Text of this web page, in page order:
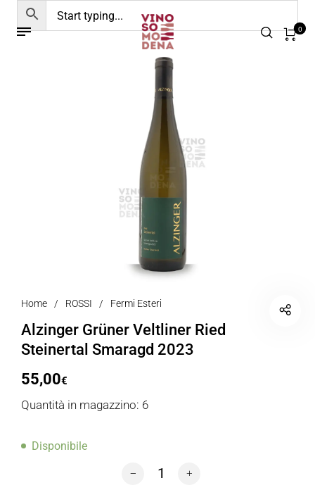
0
Home / ROSSI / Fermi Esteri
Alzinger Grüner Veltliner Ried
Steinertal Smaragd 2023
55,00€
Quantità in magazzino: 6
Disponibile
Alzinger Grüner Veltliner Ried